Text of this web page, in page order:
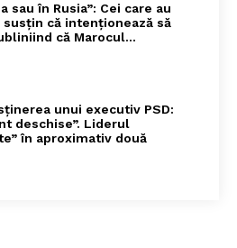
sau în Rusia”: Cei care au
că intenționează să
că Marocul...
unui executiv PSD:
deschise”. Liderul
în aproximativ două